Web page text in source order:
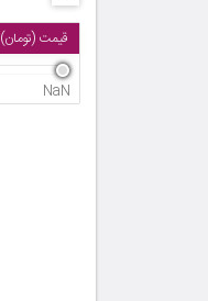
قیمت (تومان)
NaN